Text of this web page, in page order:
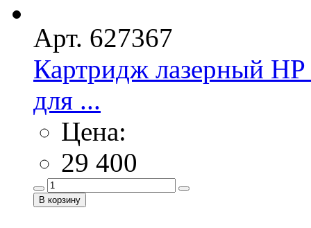
Арт. 627367
Картридж лазерный
для ...
Цена:
29 400